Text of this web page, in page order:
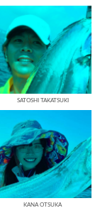
SATOSHI TAKATSUKI
KANA OTSUKA